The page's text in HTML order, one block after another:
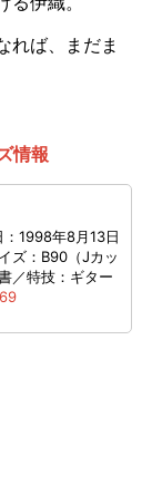
れば、まだま
情報
1998年8月13日
ズ：B90（Jカッ
／特技：ギター